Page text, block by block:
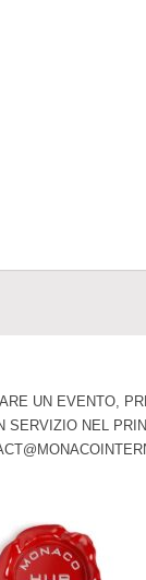
UN EVENTO,
SERVIZIO NEL